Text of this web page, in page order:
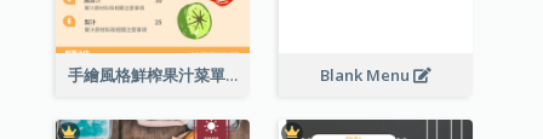
手繪風格鮮榨果汁菜單 Blank Menu